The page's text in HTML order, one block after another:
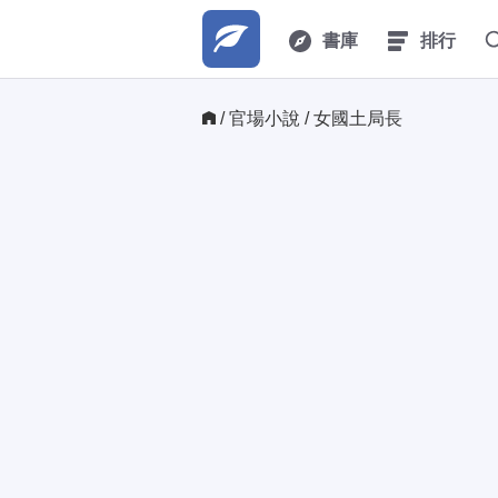
書庫 排行
/ 官場小說 / 女國土局長